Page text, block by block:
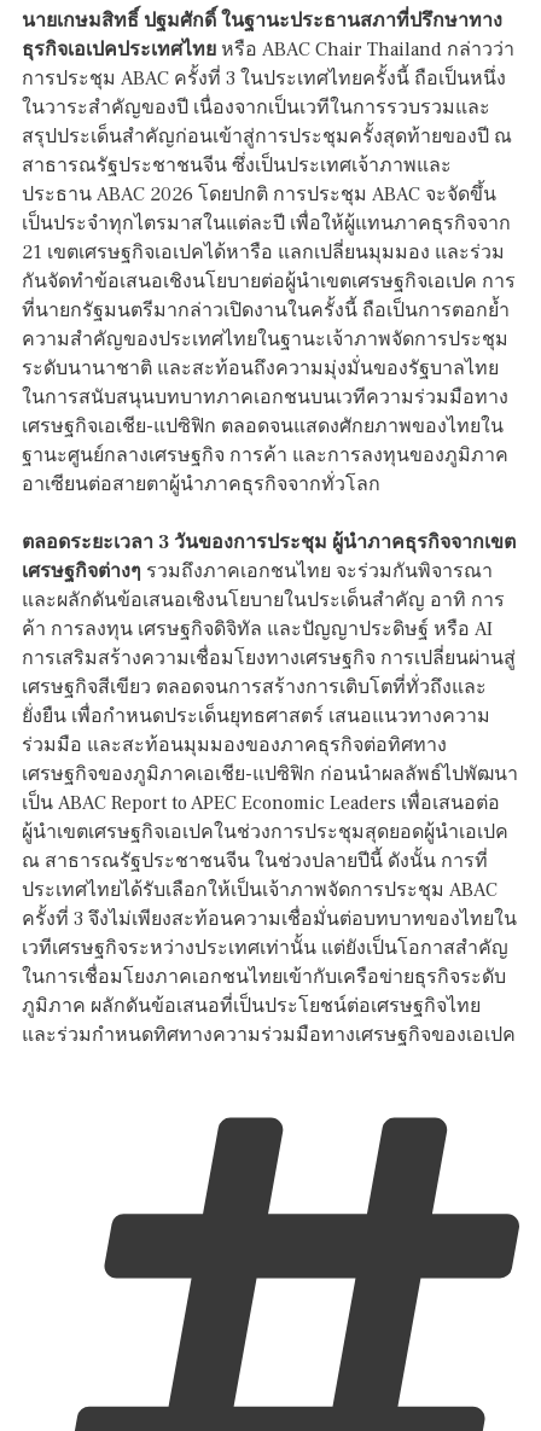
นายเกษมสิทธิ์ ปฐมศักดิ์ ในฐานะประธานสภาที่ปรึกษาทาง
ธุรกิจเอเปคประเทศไทย หรือ ABAC Chair Thailand กล่าวว่า
การประชุม ABAC ครั้งที่ 3 ในประเทศไทยครั้งนี้ ถือเป็นหนึ่ง
ในวาระสำคัญของปี เนื่องจากเป็นเวทีในการรวบรวมและ
สรุปประเด็นสำคัญก่อนเข้าสู่การประชุมครั้งสุดท้ายของปี ณ
สาธารณรัฐประชาชนจีน ซึ่งเป็นประเทศเจ้าภาพและ
ประธาน ABAC 2026 โดยปกติ การประชุม ABAC จะจัดขึ้น
เป็นประจำทุกไตรมาสในแต่ละปี เพื่อให้ผู้แทนภาคธุรกิจจาก
21 เขตเศรษฐกิจเอเปคได้หารือ แลกเปลี่ยนมุมมอง และร่วม
กันจัดทำข้อเสนอเชิงนโยบายต่อผู้นำเขตเศรษฐกิจเอเปค การ
ที่นายกรัฐมนตรีมากล่าวเปิดงานในครั้งนี้ ถือเป็นการตอกย้ำ
ความสำคัญของประเทศไทยในฐานะเจ้าภาพจัดการประชุม
ระดับนานาชาติ และสะท้อนถึงความมุ่งมั่นของรัฐบาลไทย
ในการสนับสนุนบทบาทภาคเอกชนบนเวทีความร่วมมือทาง
เศรษฐกิจเอเชีย-แปซิฟิก ตลอดจนแสดงศักยภาพของไทยใน
ฐานะศูนย์กลางเศรษฐกิจ การค้า และการลงทุนของภูมิภาค
อาเซียนต่อสายตาผู้นำภาคธุรกิจจากทั่วโลก
ตลอดระยะเวลา 3 วันของการประชุม ผู้นำภาคธุรกิจจากเขต
เศรษฐกิจต่างๆ รวมถึงภาคเอกชนไทย จะร่วมกันพิจารณา
และผลักดันข้อเสนอเชิงนโยบายในประเด็นสำคัญ อาทิ การ
ค้า การลงทุน เศรษฐกิจดิจิทัล และปัญญาประดิษฐ์ หรือ AI
การเสริมสร้างความเชื่อมโยงทางเศรษฐกิจ การเปลี่ยนผ่านสู่
เศรษฐกิจสีเขียว ตลอดจนการสร้างการเติบโตที่ทั่วถึงและ
ยั่งยืน เพื่อกำหนดประเด็นยุทธศาสตร์ เสนอแนวทางความ
ร่วมมือ และสะท้อนมุมมองของภาคธุรกิจต่อทิศทาง
เศรษฐกิจของภูมิภาคเอเชีย-แปซิฟิก ก่อนนำผลลัพธ์ไปพัฒนา
เป็น ABAC Report to APEC Economic Leaders เพื่อเสนอต่อ
ผู้นำเขตเศรษฐกิจเอเปคในช่วงการประชุมสุดยอดผู้นำเอเปค
ณ สาธารณรัฐประชาชนจีน ในช่วงปลายปีนี้ ดังนั้น การที่
ประเทศไทยได้รับเลือกให้เป็นเจ้าภาพจัดการประชุม ABAC
ครั้งที่ 3 จึงไม่เพียงสะท้อนความเชื่อมั่นต่อบทบาทของไทยใน
เวทีเศรษฐกิจระหว่างประเทศเท่านั้น แต่ยังเป็นโอกาสสำคัญ
ในการเชื่อมโยงภาคเอกชนไทยเข้ากับเครือข่ายธุรกิจระดับ
ภูมิภาค ผลักดันข้อเสนอที่เป็นประโยชน์ต่อเศรษฐกิจไทย
และร่วมกำหนดทิศทางความร่วมมือทางเศรษฐกิจของเอเปค